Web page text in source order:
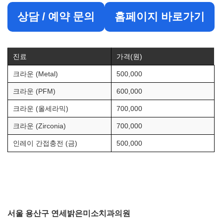
상담 / 예약 문의 홈페이지 바로가기
진료 가격(원)
크라운 (Metal) 500,000
크라운 (PFM) 600,000
크라운 (올세라믹) 700,000
크라운 (Zirconia) 700,000
인레이 간접충전 (금) 500,000
서울 용산구 연세밝은미소치과의원